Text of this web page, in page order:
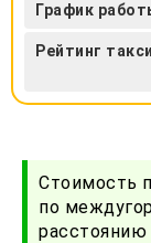
График
Рейтинг
Стоимость
по